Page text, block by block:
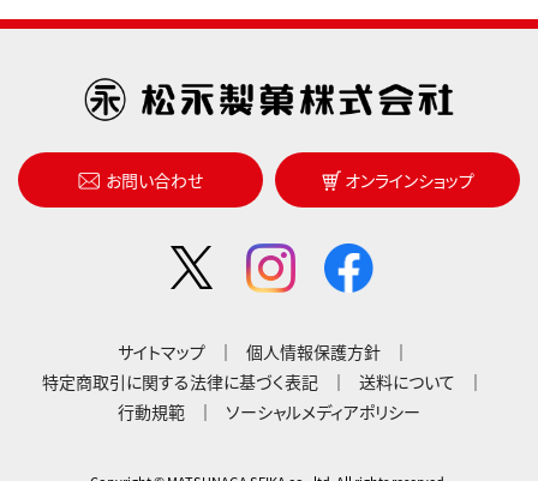
お問い合わせ オンラインショップ
サイトマップ
個人情報保護方針
特定商取引に関する法律に基づく表記
送料について
行動規範
ソーシャルメディアポリシー